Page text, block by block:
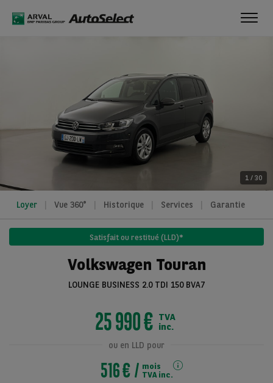
1 / 30
Voir toutes les
Loyer Vue 360° Historique Services Garantie
Satisfait ou restitué (LLD)*
Volkswagen Touran
LOUNGE BUSINESS 2.0 TDI 150 BVA7
25 990 € TVA
inc.
ou en LLD pour
516 €
mois
TVA inc.